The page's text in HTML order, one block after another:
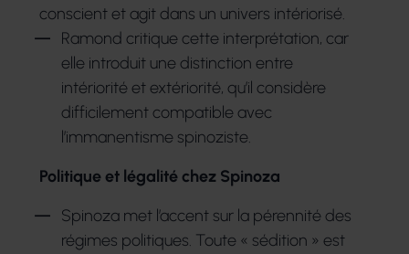
conscient et agit dans un univers intériorisé.
Ramond critique cette interprétation, car
elle introduit une distinction entre
intériorité et extériorité, qu’il considère
difficilement compatible avec
l’immanentisme spinoziste.
Politique et légalité chez Spinoza
Spinoza met l’accent sur la pérennité des
régimes politiques. Toute « sédition » est